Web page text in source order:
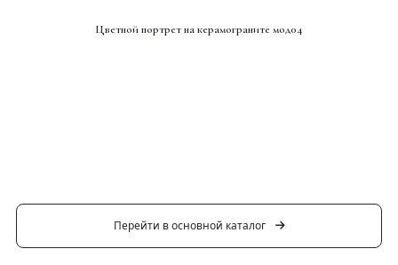
Цветной портрет на керамограните мод04
Перейти в основной каталог